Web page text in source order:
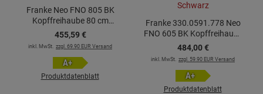
Franke Neo FNO 805 BK
Kopffreihaube 80 cm
Schwarz
455,59 €
inkl. MwSt. zzgl. 69.90 EUR Versand
A+
Produktdatenblatt
Franke 330.0591.778 Neo
FNO 605 BK Kopffreihaube
60 cm Schwarz
484,00 €
inkl. MwSt. zzgl. 59.90 EUR Versand
A+
Produktdatenblatt